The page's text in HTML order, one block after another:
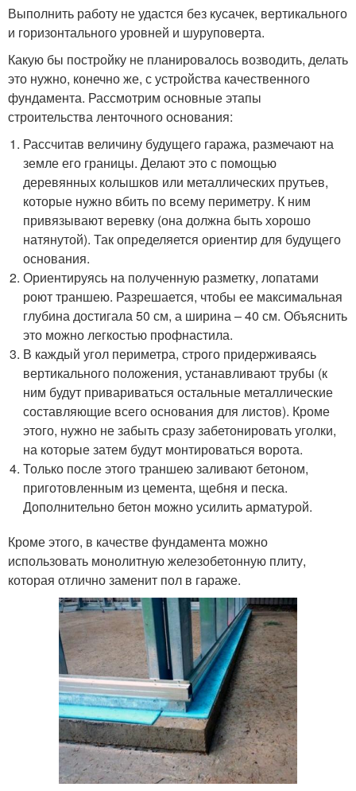
Выполнить работу не удастся без кусачек, вертикального
и горизонтального уровней и шуруповерта.
Какую бы постройку не планировалось возводить, делать
это нужно, конечно же, с устройства качественного
фундамента. Рассмотрим основные этапы
строительства ленточного основания:
Рассчитав величину будущего гаража, размечают на
земле его границы. Делают это с помощью
деревянных колышков или металлических прутьев,
которые нужно вбить по всему периметру. К ним
привязывают веревку (она должна быть хорошо
натянутой). Так определяется ориентир для будущего
основания.
Ориентируясь на полученную разметку, лопатами
роют траншею. Разрешается, чтобы ее максимальная
глубина достигала 50 см, а ширина – 40 см. Объяснить
это можно легкостью профнастила.
В каждый угол периметра, строго придерживаясь
вертикального положения, устанавливают трубы (к
ним будут привариваться остальные металлические
составляющие всего основания для листов). Кроме
этого, нужно не забыть сразу забетонировать уголки,
на которые затем будут монтироваться ворота.
Только после этого траншею заливают бетоном,
приготовленным из цемента, щебня и песка.
Дополнительно бетон можно усилить арматурой.
Кроме этого, в качестве фундамента можно
использовать монолитную железобетонную плиту,
которая отлично заменит пол в гараже.